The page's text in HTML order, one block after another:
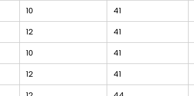
10 41
12 41
10 41
12 41